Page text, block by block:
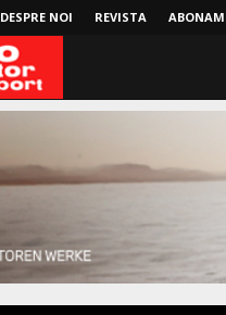
DESPRE NOI REVISTA